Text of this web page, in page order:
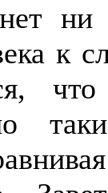
ни
к